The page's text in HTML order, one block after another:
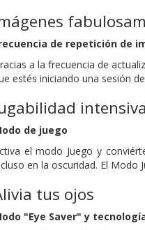
de repetición de
a la frecuencia de
estés iniciando una sesión
intensiva
de juego
el modo Juego y
en la oscuridad. El Modo
tus ojos
"Eye Saver" y